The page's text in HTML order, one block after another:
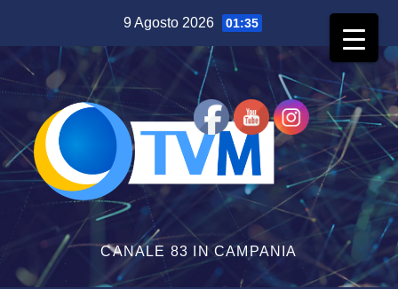
contenuto
9 Agosto 2026 01:35
CANALE 83 IN CAMPANIA